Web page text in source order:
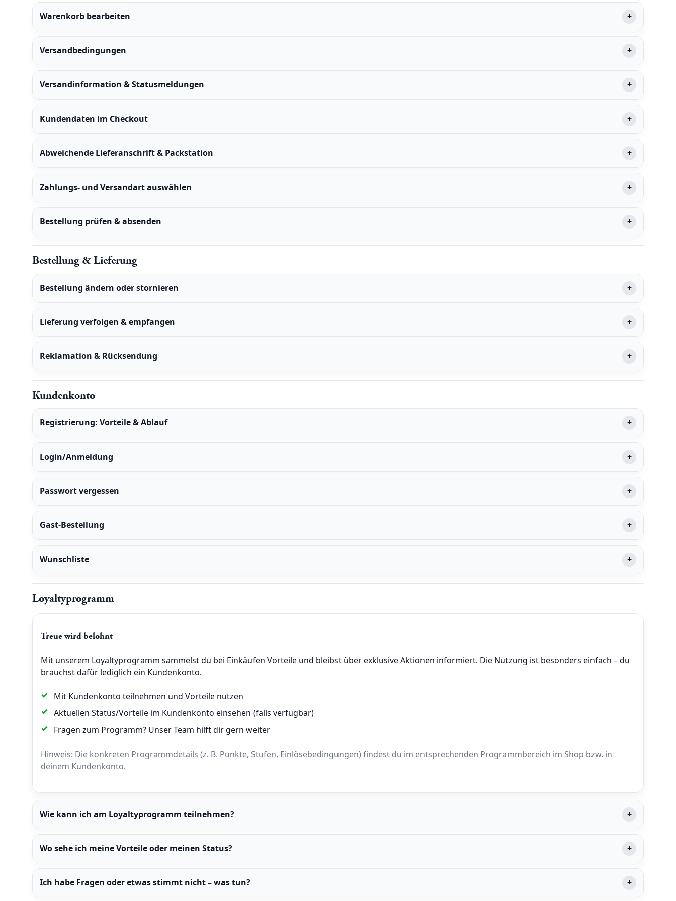
Warenkorb bearbeiten
Versandbedingungen
Versandinformation & Statusmeldungen
Kundendaten im Checkout
Abweichende Lieferanschrift & Packstation
Zahlungs- und Versandart auswählen
Bestellung prüfen & absenden
Bestellung & Lieferung
Bestellung ändern oder stornieren
Lieferung verfolgen & empfangen
Reklamation & Rücksendung
Kundenkonto
Registrierung: Vorteile & Ablauf
Login/Anmeldung
Passwort vergessen
Gast-Bestellung
Wunschliste
Loyaltyprogramm
Treue wird belohnt
Mit unserem Loyaltyprogramm sammelst du bei Einkäufen Vorteile und bleibst über exklusive Aktionen informiert. Die Nutzung ist besonders einfach – du
brauchst dafür lediglich ein Kundenkonto.
Mit Kundenkonto teilnehmen und Vorteile nutzen
Aktuellen Status/Vorteile im Kundenkonto einsehen (falls verfügbar)
Fragen zum Programm? Unser Team hilft dir gern weiter
Hinweis: Die konkreten Programmdetails (z. B. Punkte, Stufen, Einlösebedingungen) findest du im entsprechenden Programmbereich im Shop bzw. in
deinem Kundenkonto.
Wie kann ich am Loyaltyprogramm teilnehmen?
Wo sehe ich meine Vorteile oder meinen Status?
Ich habe Fragen oder etwas stimmt nicht – was tun?